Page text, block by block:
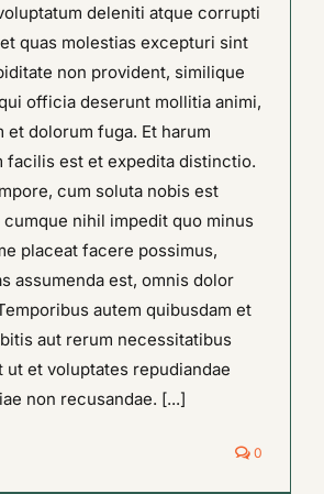
deleniti atque corrupti
quas molestias excepturi sint
non provident, similique
officia deserunt mollitia animi,
et dolorum fuga. Et harum
facilis est et expedita distinctio.
cum soluta nobis est
nihil impedit quo minus
placeat facere possimus,
assumenda est, omnis dolor
autem quibusdam et
aut rerum necessitatibus
ut et voluptates repudiandae
non recusandae. [...]
0